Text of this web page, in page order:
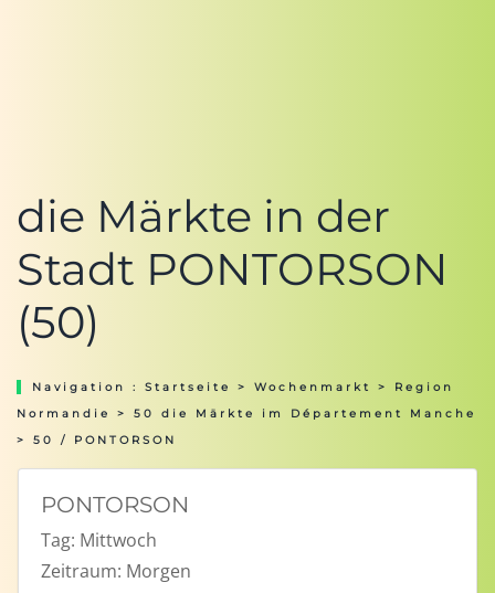
die Märkte in der
Stadt PONTORSON
(50)
Navigation : Startseite > Wochenmarkt > Region
Normandie
> 50 die Märkte im Département Manche
> 50 / PONTORSON
PONTORSON
Tag: Mittwoch
Zeitraum: Morgen